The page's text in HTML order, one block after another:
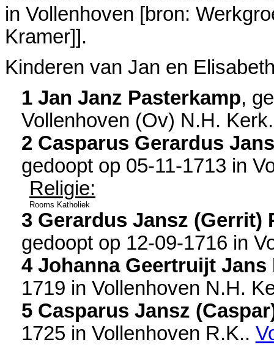
in Vollenhoven [bron:
Kramer]].
Kinderen van Jan en
1 Jan Janz Pasterkamp,
Vollenhoven (Ov) N.H. Kerk
2 Casparus Gerardus
gedoopt op 05-11-1713 in
Religie:
Rooms Katholiek
3 Gerardus Jansz (Gerrit)
gedoopt op 12-09-1716 in
4 Johanna Geertruijt Jans
1719 in Vollenhoven N.H.
5 Casparus Jansz
1725 in Vollenhoven R.K..